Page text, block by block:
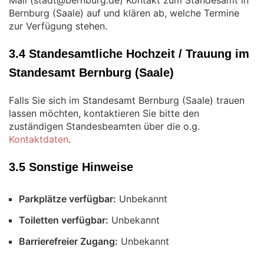
Bernburg (Saale) auf und klären ab, welche Termine
zur Verfügung stehen.
3.4 Standesamtliche Hochzeit / Trauung im
Standesamt Bernburg (Saale)
Falls Sie sich im Standesamt Bernburg (Saale) trauen
lassen möchten, kontaktieren Sie bitte den
zuständigen Standesbeamten über die o.g.
Kontaktdaten.
3.5 Sonstige Hinweise
Parkplätze verfügbar: Unbekannt
Toiletten verfügbar: Unbekannt
Barrierefreier Zugang: Unbekannt